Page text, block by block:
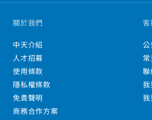
關於我們
中天介紹
人才招募
使用條款
隱私權條款
免責聲明
商務合作方案
客
公
常
聯
我
我